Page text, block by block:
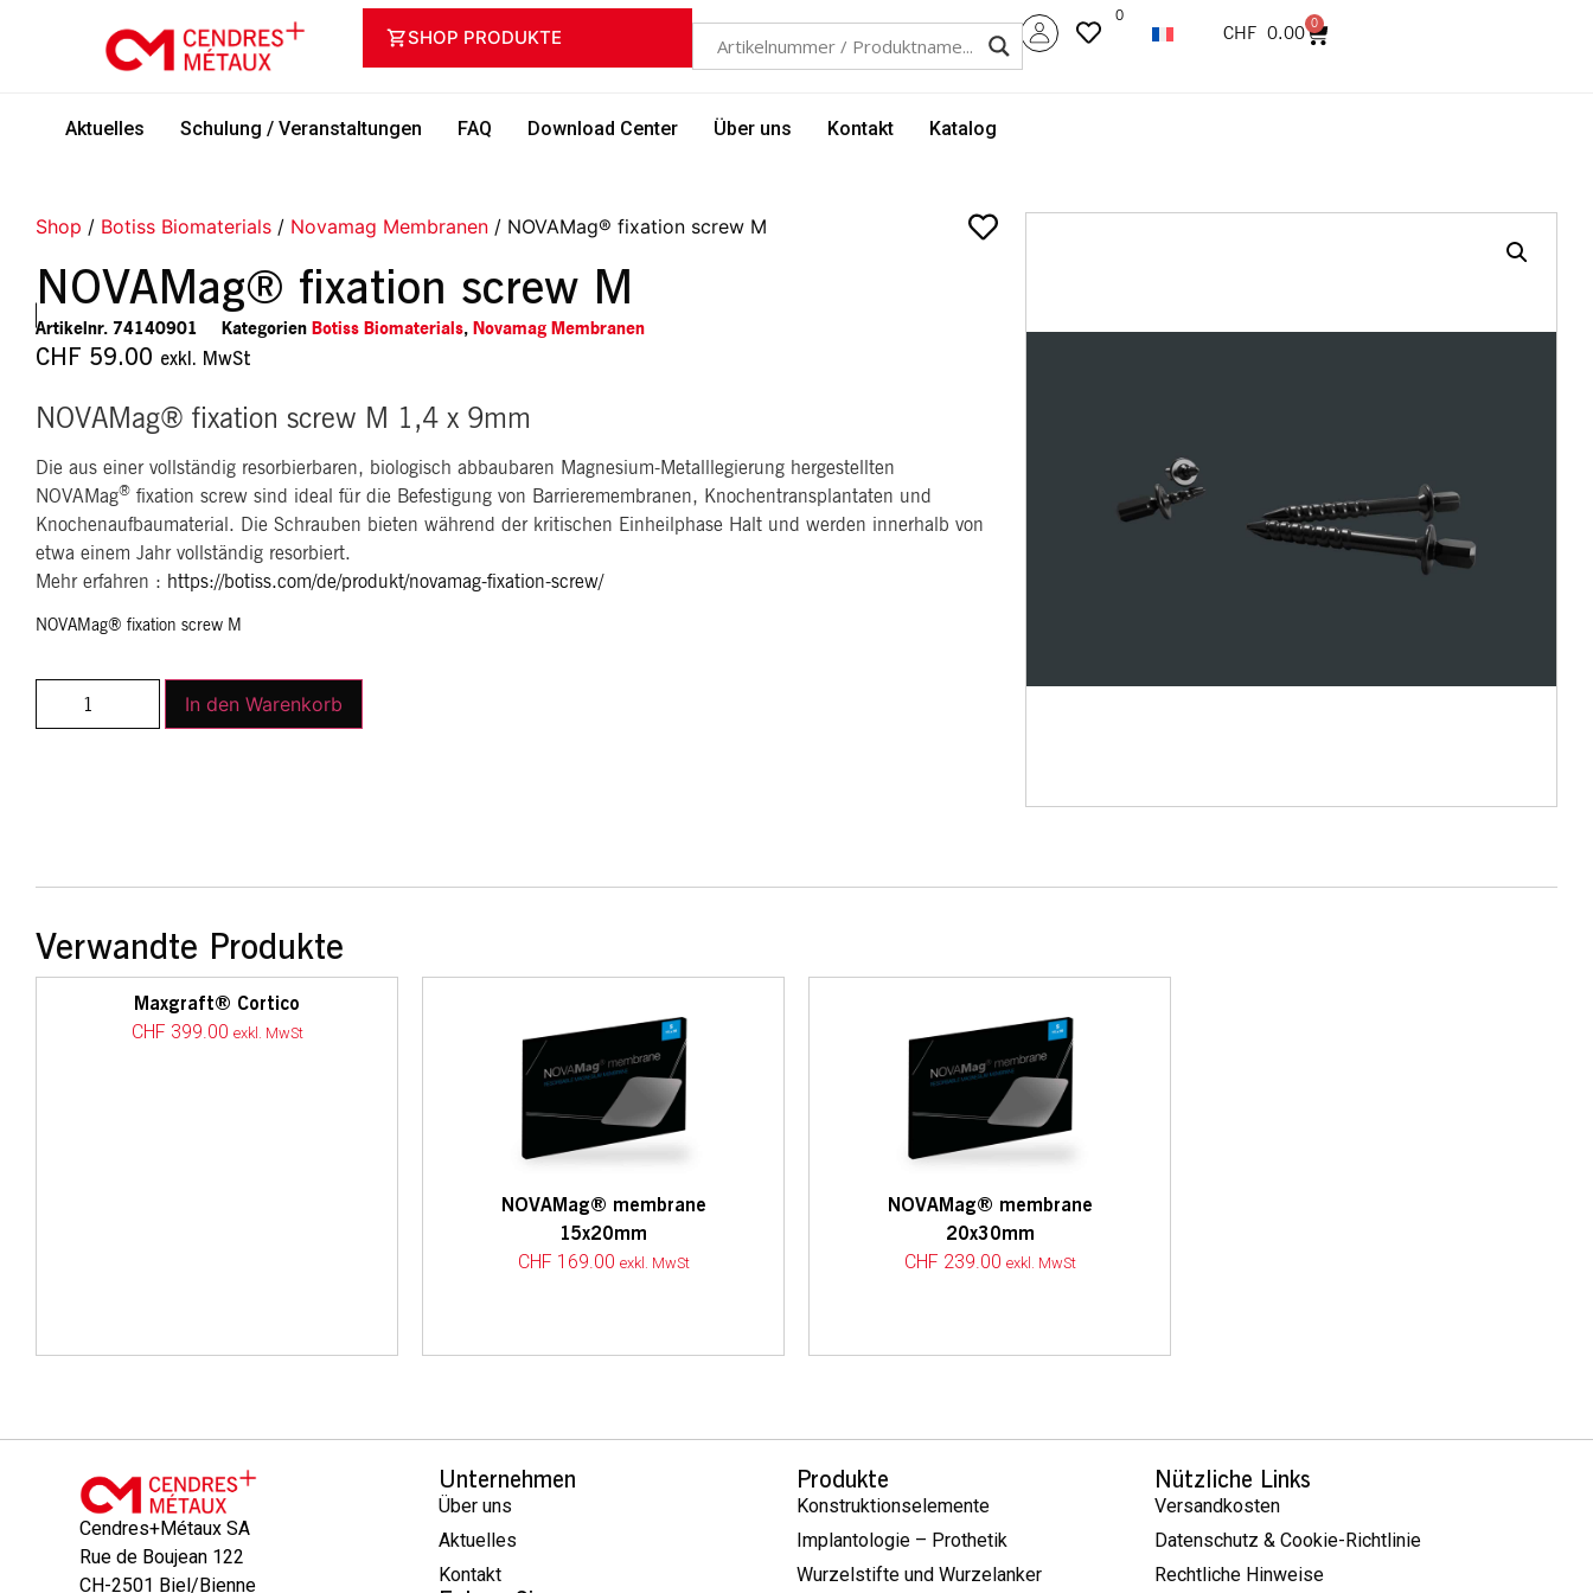
SHOP PRODUKTE
0
CHF 0.00
0
Aktuelles Schulung / Veranstaltungen FAQ Download Center Über uns Kontakt Katalog
Shop / Botiss Biomaterials / Novamag Membranen / NOVAMag® fixation screw M
NOVAMag® fixation screw M
Artikelnr. 74140901 Kategorien Botiss Biomaterials, Novamag Membranen
CHF 59.00 exkl. MwSt
NOVAMag® fixation screw M 1,4 x 9mm
Die aus einer vollständig resorbierbaren, biologisch abbaubaren Magnesium-Metalllegierung hergestellten
NOVAMag® fixation screw sind ideal für die Befestigung von Barrieremembranen, Knochentransplantaten und
Knochenaufbaumaterial. Die Schrauben bieten während der kritischen Einheilphase Halt und werden innerhalb von
etwa einem Jahr vollständig resorbiert.
Mehr erfahren : https://botiss.com/de/produkt/novamag-fixation-screw/
NOVAMag® fixation screw M
In den Warenkorb
Verwandte Produkte
Maxgraft® Cortico
CHF 399.00 exkl. MwSt
NOVAMag® membrane
15x20mm
CHF 169.00 exkl. MwSt
NOVAMag® membrane
20x30mm
CHF 239.00 exkl. MwSt
Cendres+Métaux SA
Rue de Boujean 122
CH-2501 Biel/Bienne
Unternehmen
Über uns
Aktuelles
Kontakt
Produkte
Konstruktionselemente
Implantologie – Prothetik
Wurzelstifte und Wurzelanker
Nützliche Links
Versandkosten
Datenschutz & Cookie-Richtlinie
Rechtliche Hinweise